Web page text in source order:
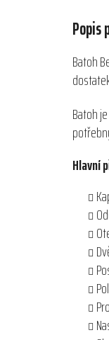
Batoh
Batoh
Hlavní